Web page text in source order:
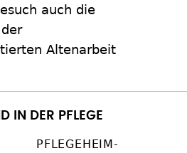
auch die
Altenarbeit
IN DER PFLEGE
PFLEGEHEIM-